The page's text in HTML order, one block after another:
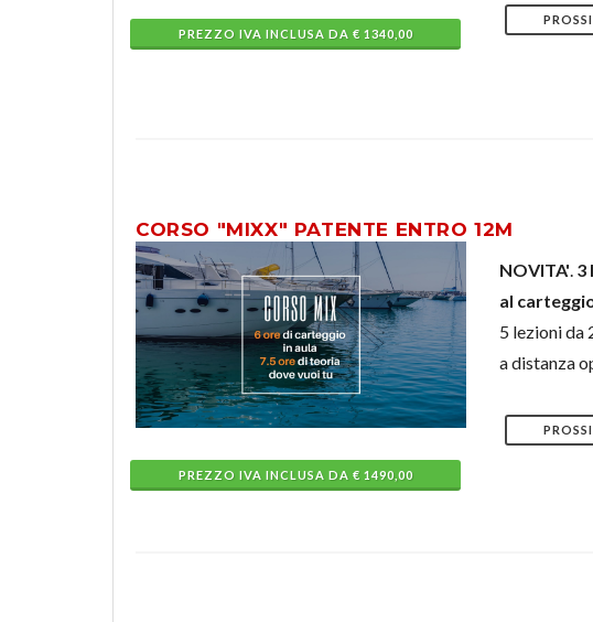
PREZZO IVA INCLUSA DA € 1340,00
CORSO "MIXX" PATENTE ENTRO 12M
PREZZO IVA INCLUSA DA € 1490,00
NOVITA' 3
al
5 lezioni da
a distanza